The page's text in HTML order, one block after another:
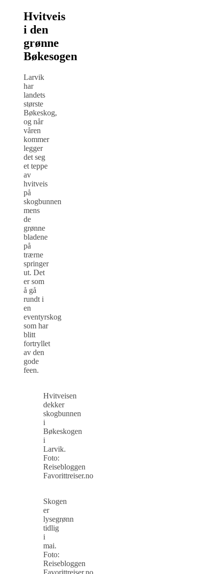
Hvitveis
i den
grønne
Bøkesogen
Larvik
har
landets
største
Bøkeskog,
og når
våren
kommer
legger
det seg
et teppe
av
hvitveis
på
skogbunnen
mens
de
grønne
bladene
på
trærne
springer
ut. Det
er som
å gå
rundt i
en
eventyrskog
som har
blitt
fortryllet
av den
gode
feen.
Hvitveisen
dekker
skogbunnen
i
Bøkeskogen
i
Larvik.
Foto:
Reisebloggen
Favorittreiser.no
Skogen
er
lysegrønn
tidlig
i
mai.
Foto:
Reisebloggen
Favorittreiser.no